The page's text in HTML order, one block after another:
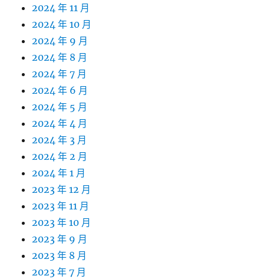
2024 年 11 月
2024 年 10 月
2024 年 9 月
2024 年 8 月
2024 年 7 月
2024 年 6 月
2024 年 5 月
2024 年 4 月
2024 年 3 月
2024 年 2 月
2024 年 1 月
2023 年 12 月
2023 年 11 月
2023 年 10 月
2023 年 9 月
2023 年 8 月
2023 年 7 月